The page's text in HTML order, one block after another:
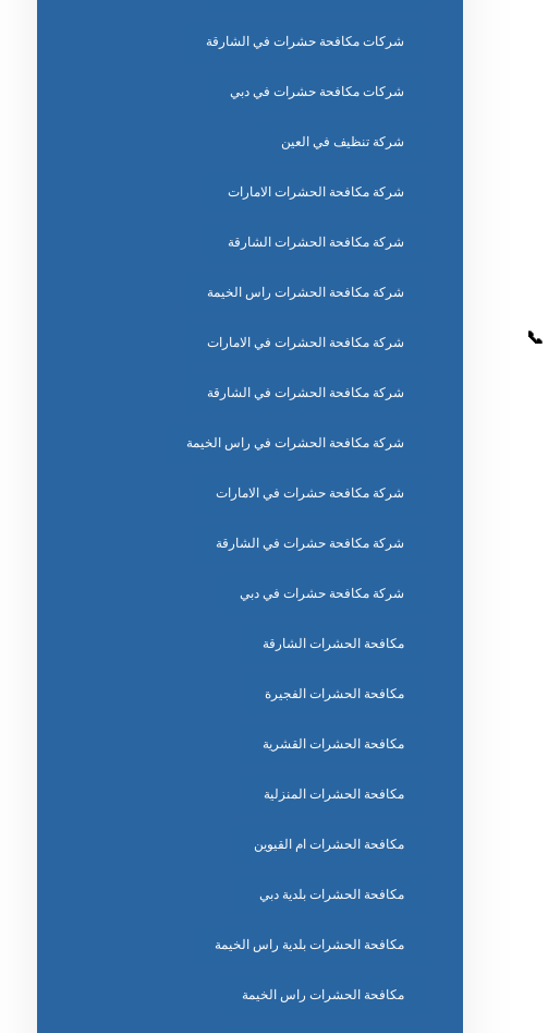
📞
شركات مكافحة حشرات في الشارقة
شركات مكافحة حشرات في دبي
شركة تنظيف في العين
شركة مكافحة الحشرات الامارات
شركة مكافحة الحشرات الشارقة
شركة مكافحة الحشرات راس الخيمة
شركة مكافحة الحشرات في الامارات
شركة مكافحة الحشرات في الشارقة
شركة مكافحة الحشرات في راس الخيمة
شركة مكافحة حشرات في الامارات
شركة مكافحة حشرات في الشارقة
شركة مكافحة حشرات في دبي
مكافحة الحشرات الشارقة
مكافحة الحشرات الفجيرة
مكافحة الحشرات القشرية
مكافحة الحشرات المنزلية
مكافحة الحشرات ام القيوين
مكافحة الحشرات بلدية دبي
مكافحة الحشرات بلدية راس الخيمة
مكافحة الحشرات راس الخيمة